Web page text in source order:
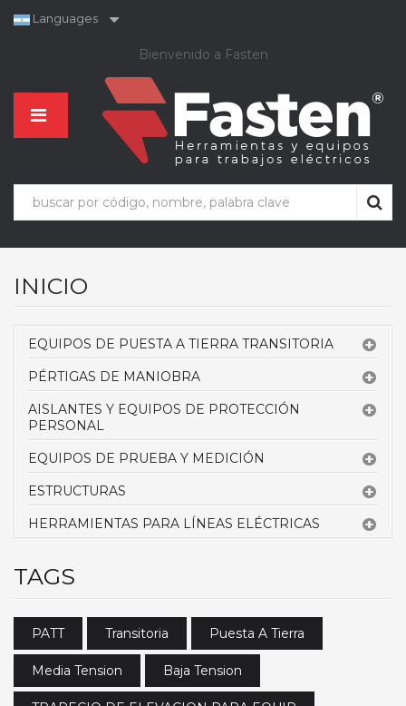
Languages
Bienvenido a Fasten
INICIO
EQUIPOS DE PUESTA A TIERRA TRANSITORIA
PÉRTIGAS DE MANIOBRA
AISLANTES Y EQUIPOS DE PROTECCIÓN
PERSONAL
EQUIPOS DE PRUEBA Y MEDICIÓN
ESTRUCTURAS
HERRAMIENTAS PARA LÍNEAS ELÉCTRICAS
TAGS
PATT Transitoria Puesta A Tierra
Media Tension Baja Tension